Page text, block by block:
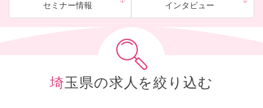
セミナー情報
インタビュー
埼玉県の求人を絞り込む